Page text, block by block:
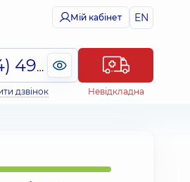
Мій кабінет EN
(044) 495-2-888
дзвінок Невідкладна